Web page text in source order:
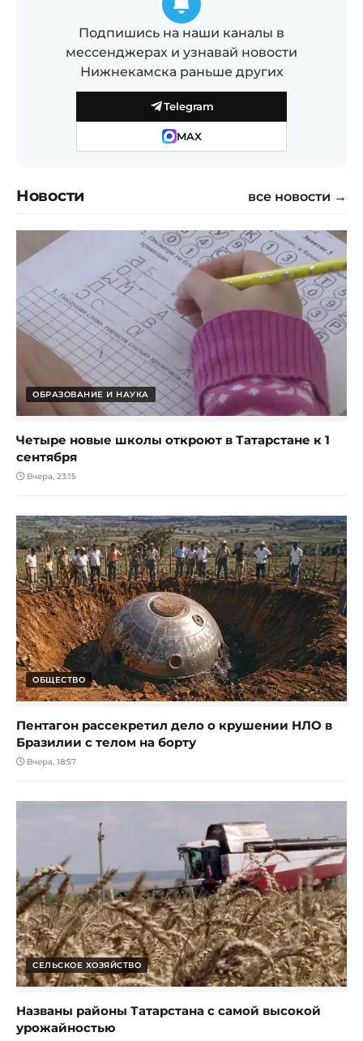
Подпишись на наши каналы в
мессенджерах и узнавай новости
Нижнекамска раньше других
Telegram
MAX
Новости все новости →
ОБРАЗОВАНИЕ И НАУКА
Четыре новые школы откроют в Татарстане к 1
сентября
Вчера, 23:15
ОБЩЕСТВО
Пентагон рассекретил дело о крушении НЛО в
Бразилии с телом на борту
Вчера, 18:57
СЕЛЬСКОЕ ХОЗЯЙСТВО
Названы районы Татарстана с самой высокой
урожайностью